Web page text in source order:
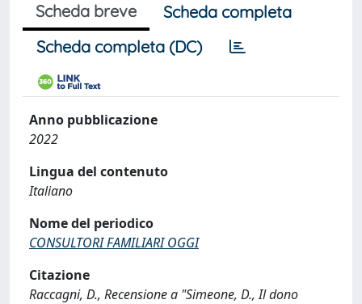
Scheda breve
Scheda completa
Scheda completa (DC)
Anno pubblicazione
2022
Lingua del contenuto
Italiano
Nome del periodico
CONSULTORI FAMILIARI OGGI
Citazione
Raccagni, D., Recensione a "Simeone, D., Il dono